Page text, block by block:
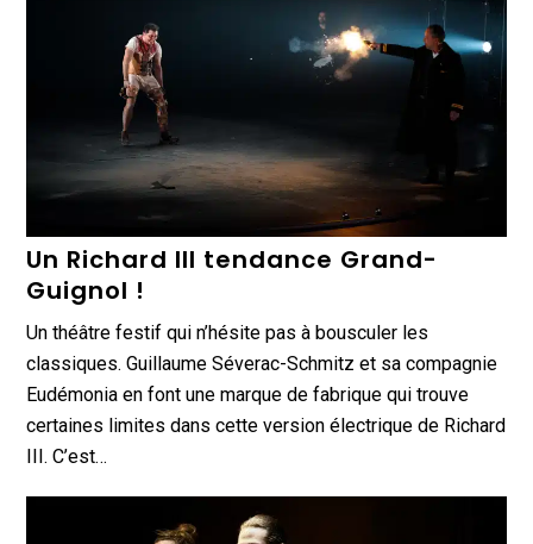
Un Richard III tendance Grand-
Guignol !
Un théâtre festif qui n’hésite pas à bousculer les
classiques. Guillaume Séverac-Schmitz et sa compagnie
Eudémonia en font une marque de fabrique qui trouve
certaines limites dans cette version électrique de Richard
III. C’est…